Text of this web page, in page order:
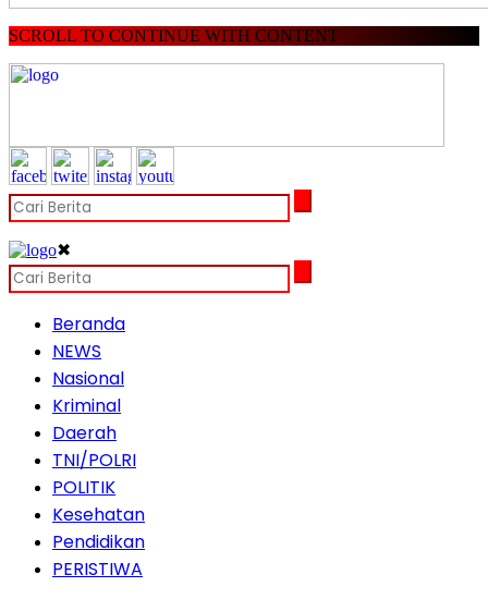
SCROLL TO CONTINUE WITH CONTENT
✖
Beranda
NEWS
Nasional
Kriminal
Daerah
TNI/POLRI
POLITIK
Kesehatan
Pendidikan
PERISTIWA